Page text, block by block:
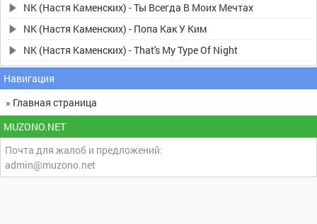
NK (Настя Каменских) - Ты Всегда В Моих Мечтах
NK (Настя Каменских) - Попа Как У Ким
NK (Настя Каменских) - That's My Type Of Night
Навигация
» Главная страница
MUZONO.NET
Почта для жалоб и предложений:
admin@muzono.net